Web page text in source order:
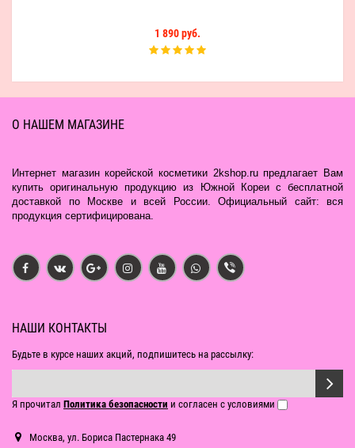
1 890 руб.
О НАШЕМ МАГАЗИНЕ
Интернет магазин корейской косметики 2kshop.ru предлагает Вам
купить оригинальную продукцию из Южной Кореи с бесплатной
доставкой по Москве и всей России. Официальный сайт: вся
продукция сертифицирована.
НАШИ КОНТАКТЫ
Будьте в курсе наших акций, подпишитесь на рассылку:
Я прочитал Политика безопасности и согласен с условиями
Москва, ул. Бориса Пастернака 49